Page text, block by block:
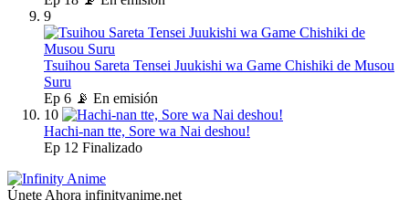
9
Tsuihou Sareta Tensei Juukishi wa Game Chishiki de Musou
Suru
Ep 6 📡 En emisión
10
Hachi-nan tte, Sore wa Nai deshou!
Ep 12 Finalizado
Únete Ahora infinityanime.net